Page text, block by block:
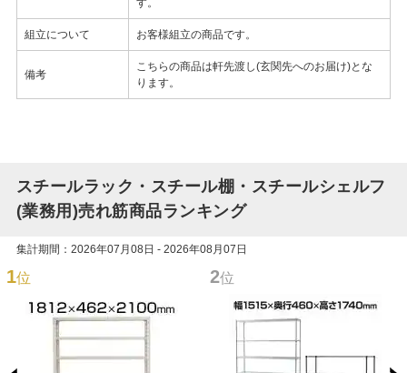
組立について お客様組立の商品です。
備考
こちらの商品は軒先渡し(玄関先へのお届け)とな
ります。
スチールラック・スチール棚・スチールシェルフ
(業務用)売れ筋商品ランキング
集計期間：2026年07月08日 - 2026年08月07日
1位 2位